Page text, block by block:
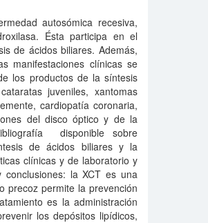
autosómica recesiva,
Ésta participa en el
de ácidos biliares. Además,
manifestaciones clínicas se
los productos de la síntesis
juveniles, xantomas
cardiopatía coronaria,
del disco óptico y de la
disponible sobre
de ácidos biliares y la
clínicas y de laboratorio y
la XCT es una
precoz permite la prevención
es la administración
los depósitos lipídicos,